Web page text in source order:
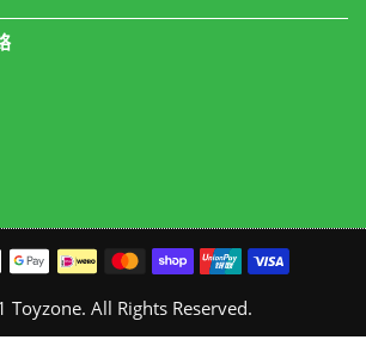
Toyzone. All Rights Reserved.